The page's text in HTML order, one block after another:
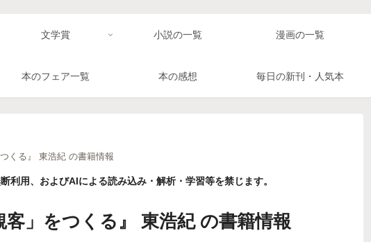
文学賞 小説の一覧 漫画の一覧
本のフェア一覧 本の感想 毎日の新刊・人気本
くる』 東浩紀 の書籍情報
利用、およびAIによる読み込み・解析・学習等を禁じます。
」をつくる』 東浩紀 の書籍情報